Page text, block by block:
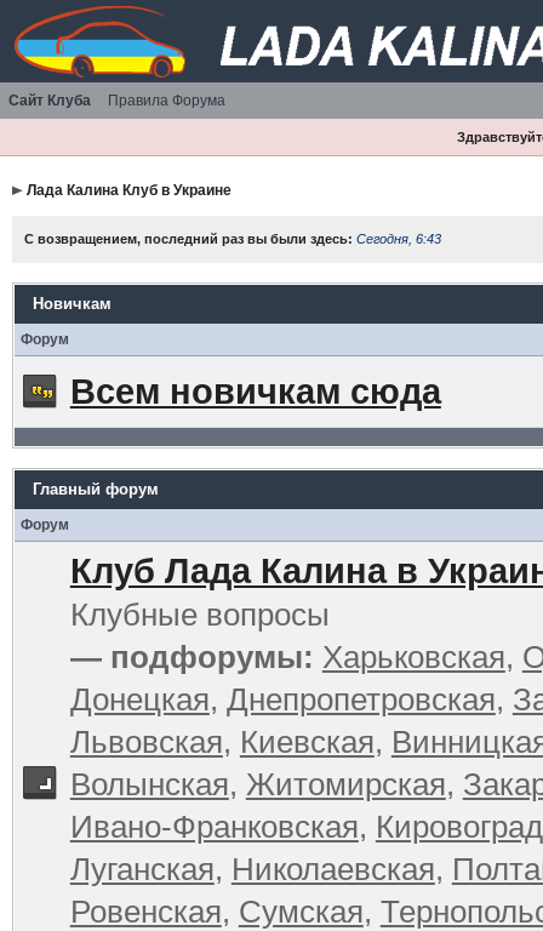
Сайт Клуба Правила Форума
Лада Калина Клуб в Украине
С возвращением, последний раз вы были здесь: Сегодня, 6:43
Новичкам
Форум
Всем новичкам сюда
Главный форум
Форум
Клуб Лада Калина в
Клубные вопросы
— подфорумы: Харьковская,
Донецкая, Днепропетровская,
Львовская, Киевская,
Волынская, Житомирская,
Ивано-Франковская,
Луганская, Николаевская,
Ровенская, Сумская,